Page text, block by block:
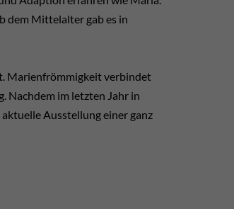
dem Mittelalter gab es in
Marienfrömmigkeit verbindet
Nachdem im letzten Jahr in
Ausstellung einer ganz